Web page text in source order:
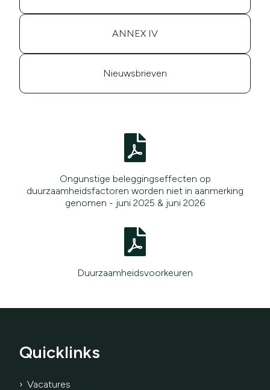
ANNEX IV
Nieuwsbrieven
Ongunstige beleggingseffecten op
duurzaamheidsfactoren worden niet in aanmerking
genomen - juni 2025 & juni 2026
Duurzaamheidsvoorkeuren
Quicklinks
› Vacatures